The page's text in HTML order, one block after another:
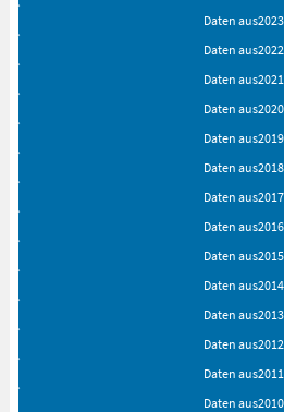
Daten aus2023
Daten aus2022
Daten aus2021
Daten aus2020
Daten aus2019
Daten aus2018
Daten aus2017
Daten aus2016
Daten aus2015
Daten aus2014
Daten aus2013
Daten aus2012
Daten aus2011
Daten aus2010